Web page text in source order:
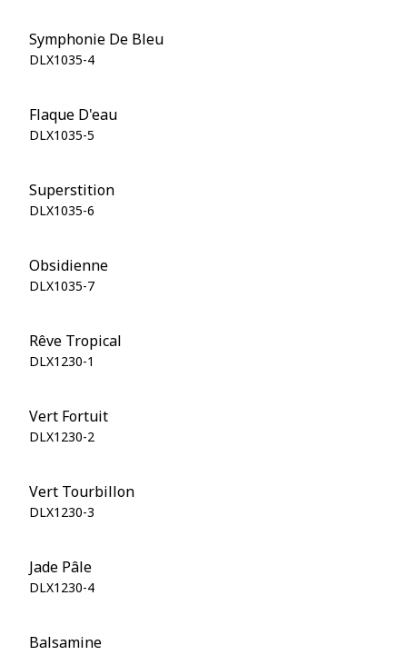
Symphonie De Bleu
DLX1035-4
Flaque D'eau
DLX1035-5
Superstition
DLX1035-6
Obsidienne
DLX1035-7
Rêve Tropical
DLX1230-1
Vert Fortuit
DLX1230-2
Vert Tourbillon
DLX1230-3
Jade Pâle
DLX1230-4
Balsamine